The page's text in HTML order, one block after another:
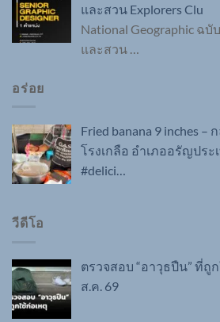
และสวน Explorers Clu
National Geographic ฉ
และสวน
อร่อย
Fried banana 9 inches –
โรงเกลือ อำเภออรัญประ
#delici…
วีดีโอ
ตรวจสอบ “อาวุธปืน” ที่ถู
ส.ค. 69